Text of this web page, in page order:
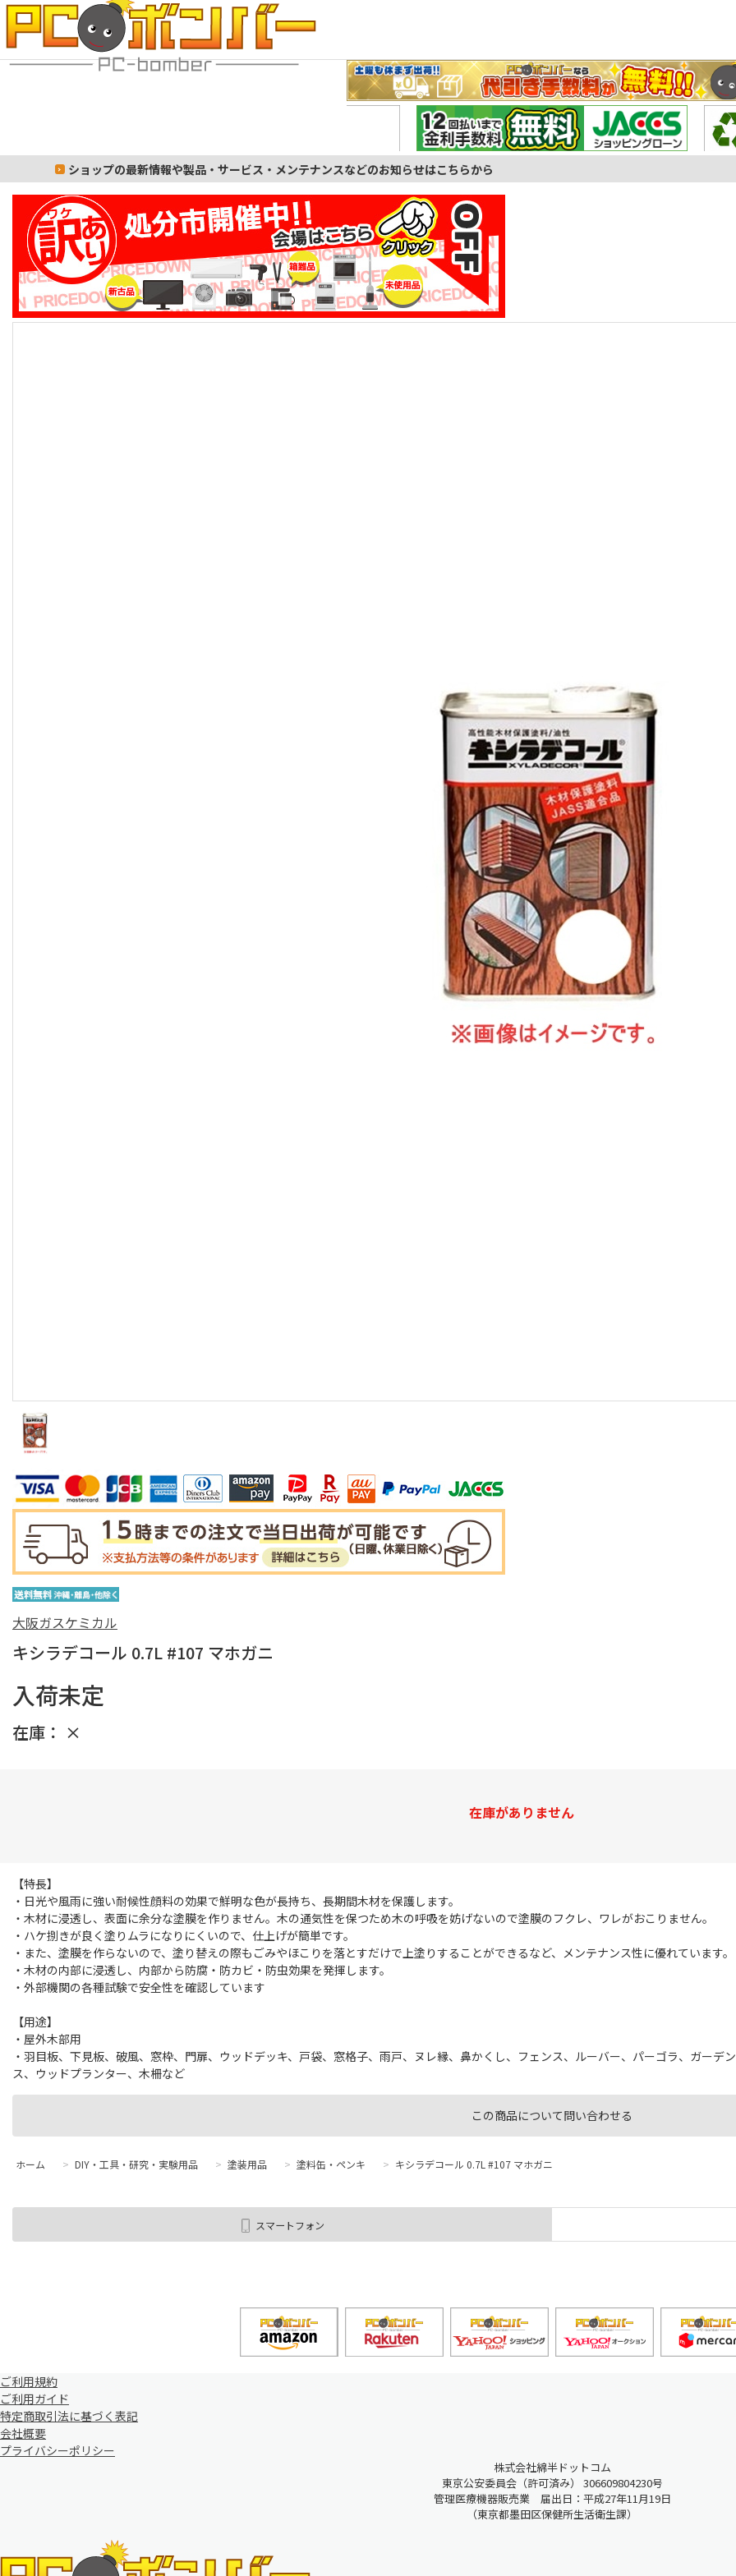
ショップの最新情報や製品・サービス・メンテナンスなどのお知らせはこちらから
大阪ガスケミカル
キシラデコール 0.7L #107 マホガニ
入荷未定
在庫： ×
この商品について問い合わせる
在庫がありません
【特長】
・日光や風雨に強い耐候性顔料の効果で鮮明な色が長持ち、長期間木材を保護します。
・木材に浸透し、表面に余分な塗膜を作りません。木の通気性を保つため木の呼吸を妨げないので塗膜のフクレ、ワレがおこりません。
・ハケ捌きが良く塗りムラになりにくいので、仕上げが簡単です。
・また、塗膜を作らないので、塗り替えの際もごみやほこりを落とすだけで上塗りすることができるなど、メンテナンス性に優れています。
・木材の内部に浸透し、内部から防腐・防カビ・防虫効果を発揮します。
・外部機関の各種試験で安全性を確認しています
【用途】
・屋外木部用
・羽目板、下見板、破風、窓枠、門扉、ウッドデッキ、戸袋、窓格子、雨戸、ヌレ縁、鼻かくし、フェンス、ルーバー、パーゴラ、ガーデ
ス、ウッドプランター、木柵など
ホーム > DIY・工具・研究・実験用品 > 塗装用品 > 塗料缶・ペンキ > キシラデコール 0.7L #107 マホガニ
スマートフォン
ご利用規約
ご利用ガイド
特定商取引法に基づく表記
会社概要
プライバシーポリシー
株式会社綿半ドットコム
東京公安委員会（許可済み） 306609804230号
管理医療機器販売業 届出日：平成27年11月19日
（東京都墨田区保健所生活衛生課）